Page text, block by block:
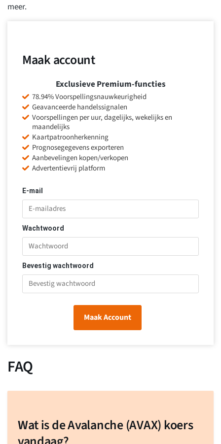
meer.
Maak account
E-mail
Wachtwoord
Bevestig wachtwoord
Maak Account
Exclusieve Premium-functies
78.94% Voorspellingsnauwkeurigheid
Geavanceerde handelssignalen
Voorspellingen per uur, dagelijks, wekelijks en
maandelijks
Kaartpatroonherkenning
Prognosegegevens exporteren
Aanbevelingen kopen/verkopen
Advertentievrij platform
FAQ
Wat is de Avalanche (AVAX) koers